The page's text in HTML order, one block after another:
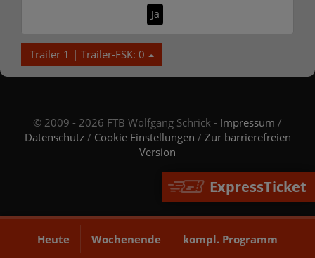
Heute Wochenende kompl. Programm
ExpressTicket
Ja
Trailer 1 | Trailer-FSK: 0
© 2009 - 2026 FTB Wolfgang Schrick - Impressum /
Datenschutz/ Cookie Einstellungen / Zur barrierefreien
Version